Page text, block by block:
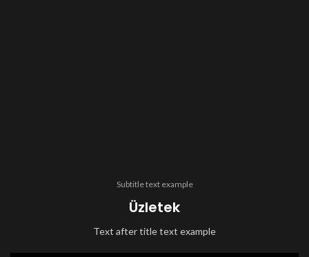
Subtitle text example
Üzletek
Text after title text example